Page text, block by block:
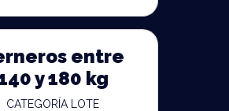
entre
y 180 kg
CATEGORÍA LOTE